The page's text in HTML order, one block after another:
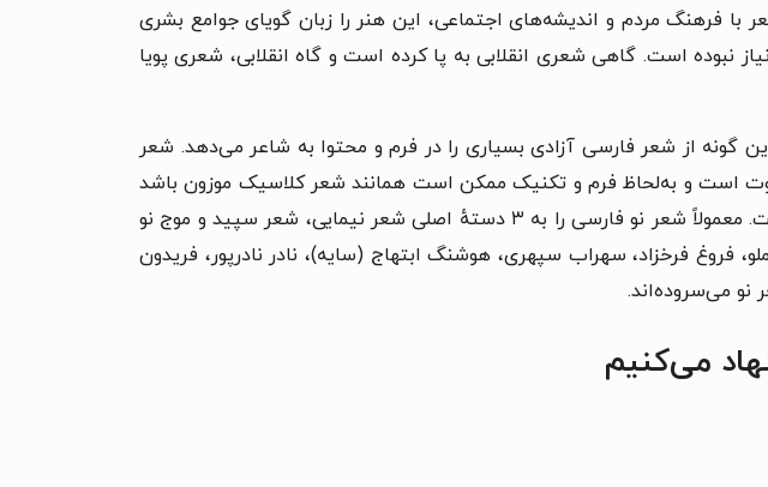
با فرهنگ مردم و اندیشه‌های اجتماعی، این هنر را زبان گویای جوامع بشری
نبوده است. گاهی شعری انقلابی به پا کرده است و گاه انقلابی، شعری پویا
در قرن ۱۴ هجری به‌وجود آمده است. این گونه از شعر فارسی آزادی بسیاری را در فرم و محتوا به شاعر می‌دهد. شعر
است و به‌لحاظ فرم و تکنیک ممکن است همانند شعر کلاسیک موزون باشد
یا نباشد یا وزن آن عروضی کامل باشد یا ناقص. استفاده از قافیه نیز در شعر نو آزاد است. معمولاً شعر نو فارسی را به ۳ دستهٔ اصلی شعر نیمایی، شعر سپید و موج نو
فروغ فرخزاد، سهراب سپهری، هوشنگ ابتهاج (سایه)، نادر نادرپور، فریدون
می‌سروده‌اند.
می‌کنیم